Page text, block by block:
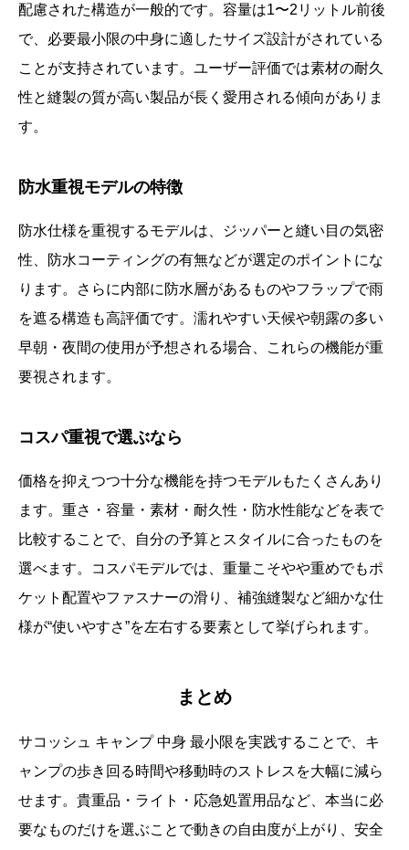
配慮された構造が一般的です。容量は1〜2リットル前後
で、必要最小限の中身に適したサイズ設計がされている
ことが支持されています。ユーザー評価では素材の耐久
性と縫製の質が高い製品が長く愛用される傾向がありま
す。
防水重視モデルの特徴
防水仕様を重視するモデルは、ジッパーと縫い目の気密
性、防水コーティングの有無などが選定のポイントにな
ります。さらに内部に防水層があるものやフラップで雨
を遮る構造も高評価です。濡れやすい天候や朝露の多い
早朝・夜間の使用が予想される場合、これらの機能が重
要視されます。
コスパ重視で選ぶなら
価格を抑えつつ十分な機能を持つモデルもたくさんあり
ます。重さ・容量・素材・耐久性・防水性能などを表で
比較することで、自分の予算とスタイルに合ったものを
選べます。コスパモデルでは、重量こそやや重めでもポ
ケット配置やファスナーの滑り、補強縫製など細かな仕
様が“使いやすさ”を左右する要素として挙げられます。
まとめ
サコッシュ キャンプ 中身 最小限を実践することで、キ
ャンプの歩き回る時間や移動時のストレスを大幅に減ら
せます。貴重品・ライト・応急処置用品など、本当に必
要なものだけを選ぶことで動きの自由度が上がり、安全